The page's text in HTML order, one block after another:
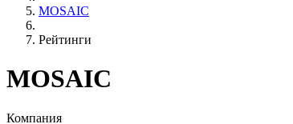
MOSAIC
Рейтинги
MOSAIC
Компания